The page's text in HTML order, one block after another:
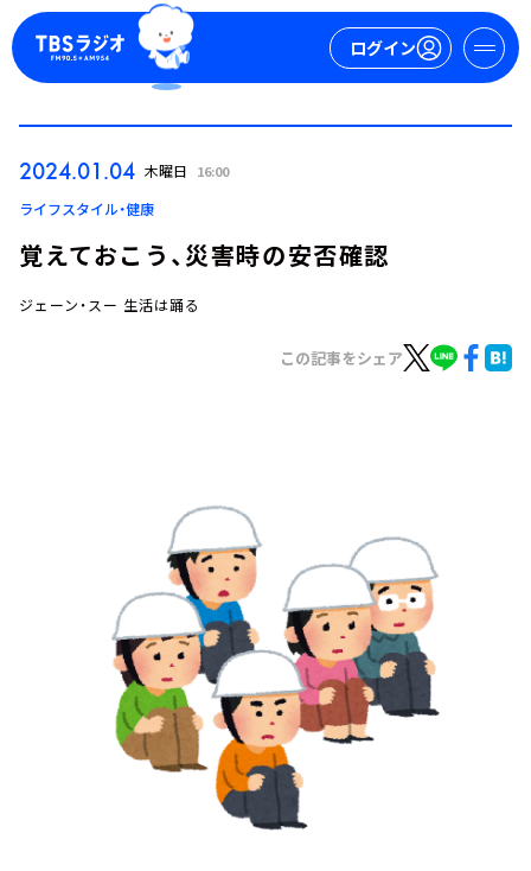
ログイン
ログイン
TBS Podcast
イベント・グッズ
YouTube
会社情報
2024.01.04 木曜日 16:00
ライフスタイル・健康
覚えておこう、災害時の安否確認
ジェーン・スー 生活は踊る
この記事をシェア